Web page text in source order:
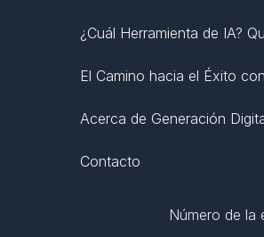
¿Cuál Herramienta de IA?
El Camino hacia el Éxito
Acerca de Generación
Contacto
Número de la